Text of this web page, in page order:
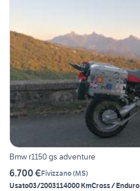
Bmw r1150 gs adventure
6.700 €Fivizzano(MS)
Usato03/2003114000 KmCross / Enduro